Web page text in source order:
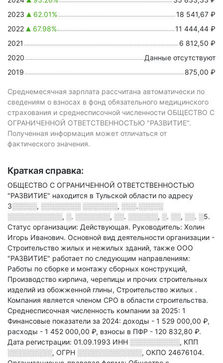
2023
62.01%
18 541,67 ₽
2022
67.98%
11 444,44 ₽
2021
6 812,50 ₽
2020
Данные отсутствуют
2019
875,00 ₽
Среднемесячная зарплата рассчитана автоматически по
сведениям о взносах в фонд обязательного медицинского
страхования и среднесписочной численности ОБЩЕСТВО С
ОГРАНИЧЕННОЙ ОТВЕТСТВЕННОСТЬЮ "РАЗВИТИЕ".
Полученная информация может отличаться от
фактического значения.
Краткая справка:
ОБЩЕСТВО С ОГРАНИЧЕННОЙ ОТВЕТСТВЕННОСТЬЮ
"РАЗВИТИЕ" находится в Тульской области по адресу
3░░░░░, ░░░░░░░░ ░░░░░░░, ░░░.░░░░░
░░░░░░░░░░░, ░. ░░░░░░░, ░░. ░░░░░░, ░. ░░, ░░. ░5.
Статус организации: Действующая. Руководитель: Холин
Игорь Иванович. Основной вид деятельности организации -
Строительство жилых и нежилых зданий, также ООО
"РАЗВИТИЕ" работает по следующим направлениям:
Работы по сборке и монтажу сборных конструкций,
Производство кирпича, черепицы и прочих строительных
изделий из обожженной глины, Строительство жилых .
Компания является членом СРО в области строительства.
Среднесписочная численность компании за 2025: 1
Финансовые показатели за 2024: доходы - 1 529 000,00 ₽,
расходы - 1 452 000,00 ₽, взносы в ПФР - 120 832,80 ₽.
Дата регистрации: 01.09.1993 ИНН ░░░░░░░░░░, КПП
░░░░░░░░░, ОГРН ░░░░░░░░░░░░░, ОКПО 24676104.